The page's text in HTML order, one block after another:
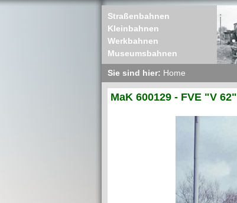
Straßenbahnen
Kleinbahnen
Werkbahnen
Museumsbahnen
Sie sind hier: Home
MaK 600129 - FVE "V 62"